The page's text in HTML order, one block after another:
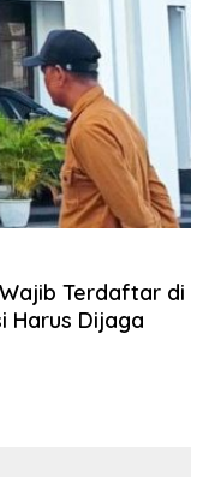
Terdaftar di
Harus Dijaga